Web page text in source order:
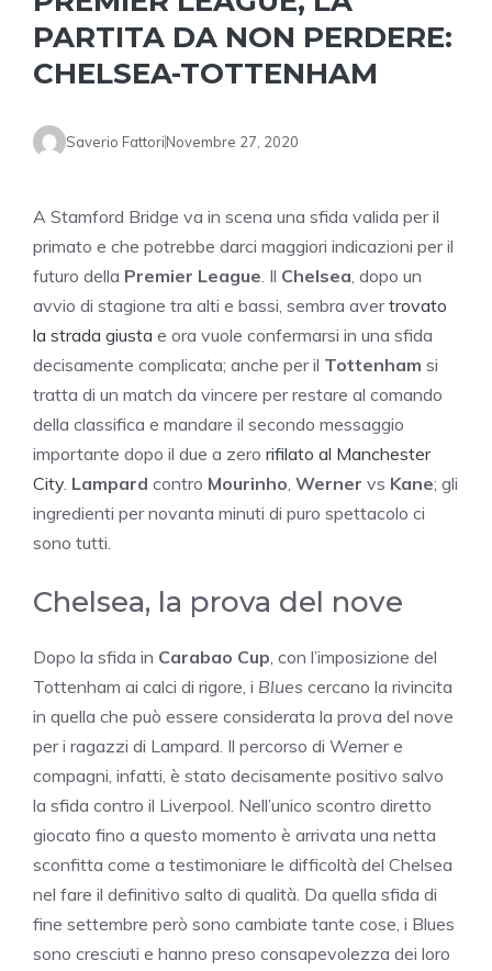
PARTITA DA NON PERDERE:
CHELSEA-TOTTENHAM
Saverio FattoriNovembre 27, 2020
A Stamford Bridge va in scena una sfida valida per il
primato e che potrebbe darci maggiori indicazioni per il
futuro della Premier League. Il Chelsea, dopo un
avvio di stagione tra alti e bassi, sembra avertrovato
la strada giusta e ora vuole confermarsi in una sfida
decisamente complicata; anche per il Tottenham si
tratta di un match da vincere per restare al comando
della classifica e mandare il secondo messaggio
importante dopo il due a zero rifilato al Manchester
City. Lampard contro Mourinho, Werner vs Kane; gli
ingredienti per novanta minuti di puro spettacolo ci
sono tutti.
Chelsea, la prova del nove
Dopo la sfida in Carabao Cup, con l’imposizione del
Tottenham ai calci di rigore, i Blues cercano la rivincita
in quella che può essere considerata la prova del nove
per i ragazzi di Lampard. Il percorso di Werner e
compagni, infatti, è stato decisamente positivo salvo
la sfida contro il Liverpool. Nell’unico scontro diretto
giocato fino a questo momento è arrivata una netta
sconfitta come a testimoniare le difficoltà del Chelsea
nel fare il definitivo salto di qualità. Da quella sfida di
fine settembre però sono cambiate tante cose, i Blues
sono cresciuti e hanno preso consapevolezza dei loro